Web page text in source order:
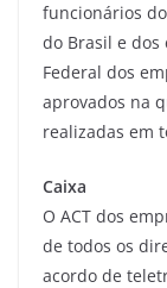
funcionários
do Brasil e dos
Federal dos
aprovados na
realizadas em
Caixa
O ACT dos
de todos os
acordo de